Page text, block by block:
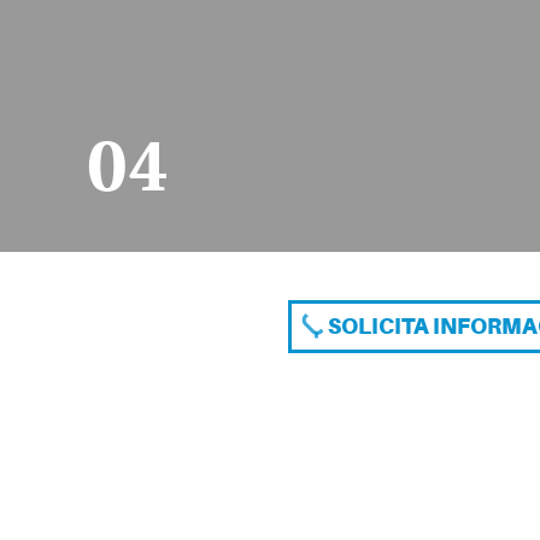
04
SOLICITA